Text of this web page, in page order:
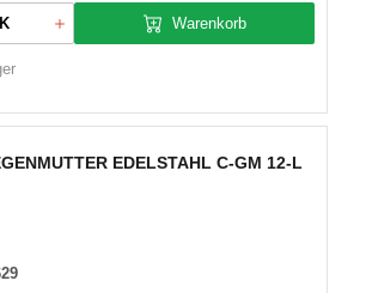
Warenkorb
EDELSTAHL C-GM 12-L